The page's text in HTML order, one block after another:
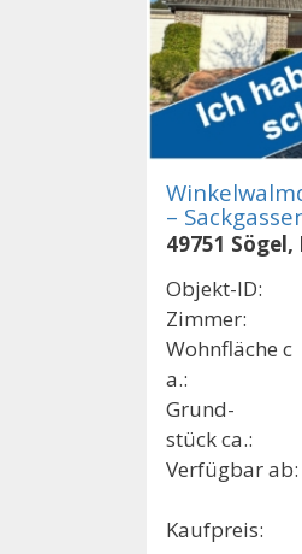
–
49751
Objekt-ID:
Zimmer:
Wohnfläche c
a.:
Grund­
stück ca.:
Verfügbar ab:
Kaufpreis: